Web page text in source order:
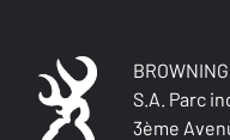
S.A. Parc
3ème